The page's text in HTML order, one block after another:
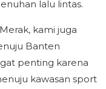
lalu lintas.
kami juga
Banten
penting karena
kawasan sport